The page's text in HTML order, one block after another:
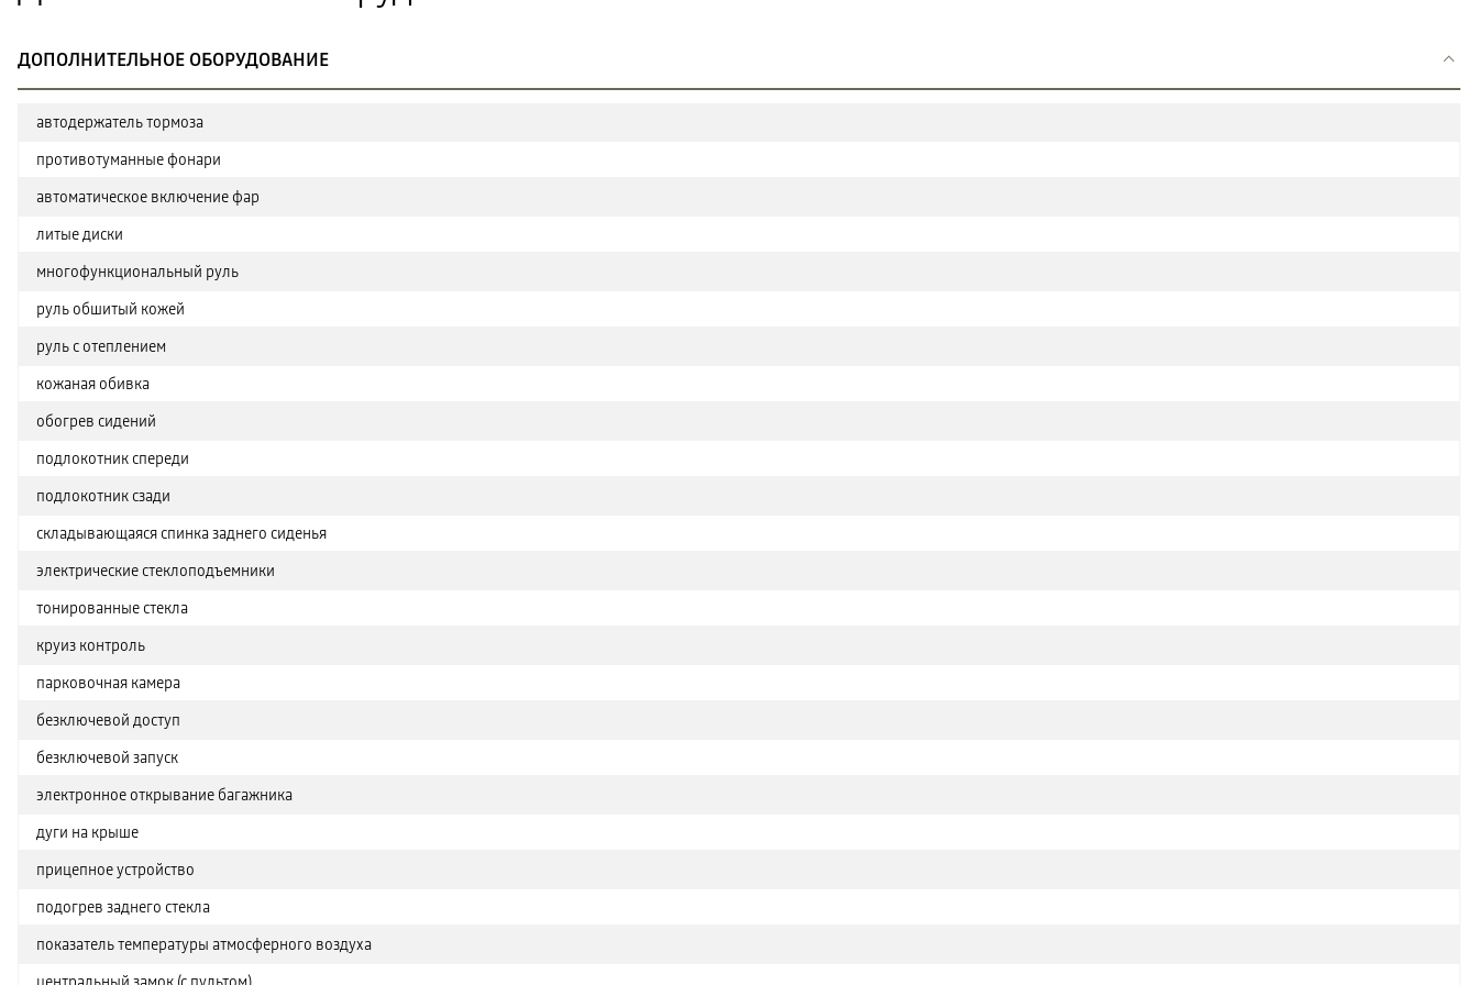
ДОПОЛНИТЕЛЬНОЕ ОБОРУДОВАНИЕ
автодержатель тормоза
противотуманные фонари
автоматическое включение фар
литые диски
многофункциональный руль
руль обшитый кожей
руль с отеплением
кожаная обивка
обогрев сидений
подлокотник спереди
подлокотник сзади
складывающаяся спинка заднего сиденья
электрические стеклоподъемники
тонированные стекла
круиз контроль
парковочная камера
безключевой доступ
безключевой запуск
электронное открывание багажника
дуги на крыше
прицепное устройство
подогрев заднего стекла
показатель температуры атмосферного воздуха